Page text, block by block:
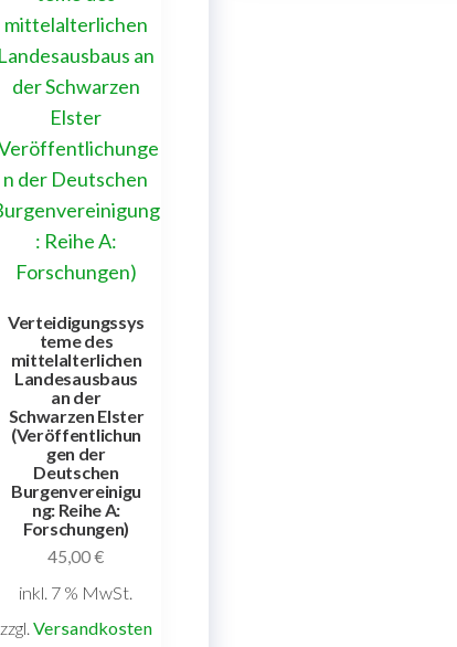
Verteidigungssys
teme des
mittelalterlichen
Landesausbaus
an der
Schwarzen Elster
(Veröffentlichun
gen der
Deutschen
Burgenvereinigu
ng: Reihe A:
Forschungen)
45,00€
inkl. 7 % MwSt.
zzgl. Versandkosten